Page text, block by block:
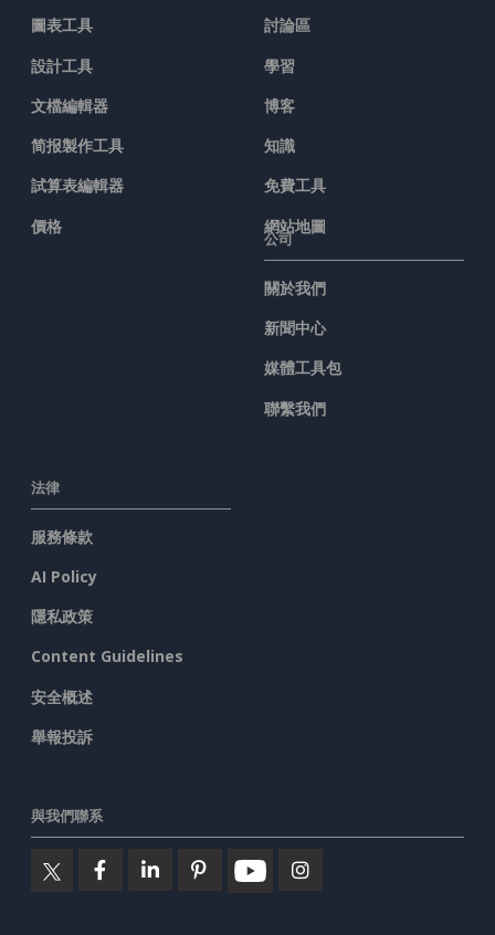
圖表工具
設計工具
文檔編輯器
简报製作工具
試算表編輯器
價格
討論區
學習
博客
知識
免費工具
網站地圖
公司
關於我們
新聞中心
媒體工具包
聯繫我們
法律
服務條款
AI Policy
隱私政策
Content Guidelines
安全概述
舉報投訴
與我們聯系